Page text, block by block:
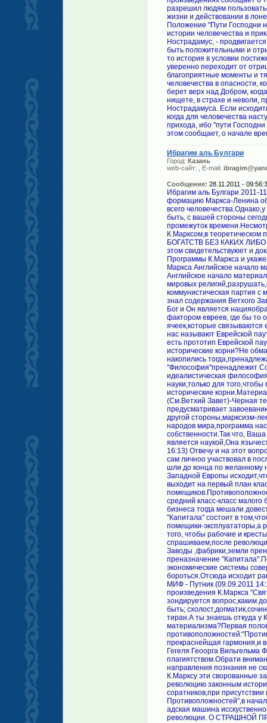
Ибрагим аль Булгари
Город: Казань
web-сайт:
, E-mail:
Сообщение: 28.11.2011 -
Ибрагим аль Булгари 2011-
формацию Маркса-Ленина
всего
быть, с вашей стороны
промежуток
К.Марксом,в
БОГАТСТВ БЕЗ КАКИХ ЛИБО
этом свидетельствуюет и
Программы К.Маркса и
Маркса Английское начало
Английское начало
мировых
коммунистическая партия
знал содержания Ветхого
Бог и Он является
фактором евреев, где бы то
ячеек,которые связываются
нас называют Еврейской
есть прототип Еврейской
исторические корни?Не
накопились
"Философия"пренадлежит
идеалистическая
науки,только для
исторические
(См.Ветхий Завет)-Черная
предусматривает
другой стороны,марксизм-
народов мира,программа
собственности.Так что,
является наукой,Она
16:13) Отвечу и на этот
сам личноо участвовал в
шли до конца по желанному
Западной Европы
выходит на первый план
средний класс-класс
бизнеса тогда мешали
"Капитала" состоит в
помещики-эксплуататоры,а
того, чтобы рабочие и
спрашиваем,после
Заводы ,фабрики,земли
преназначение
экономические системы
бороться.Отсюда исходит
МИФ - Путник (09.09.2011
произведения К.Маркса
зондируется вопрос,каким
быть;
тиран.А ты знаешь откуда у
материализма?Первая
прекраснейщая гармония,и
Гегеля Геоорга Вильгельма
плагиятством.Обрати
направления познания не
К.Марксу эти сворованные
революцию законным
соратников,при
Противопложностей",в
адская машина
революции. О СТРАШНОЙ